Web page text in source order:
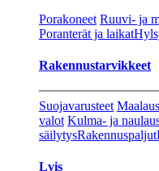
Porakoneet Ruuvi- ja
Poranterät ja laikat
Rakennustarvikkeet
Suojavarusteet
valot Kulma- ja
säilytysRakennuspaljut
Lvis